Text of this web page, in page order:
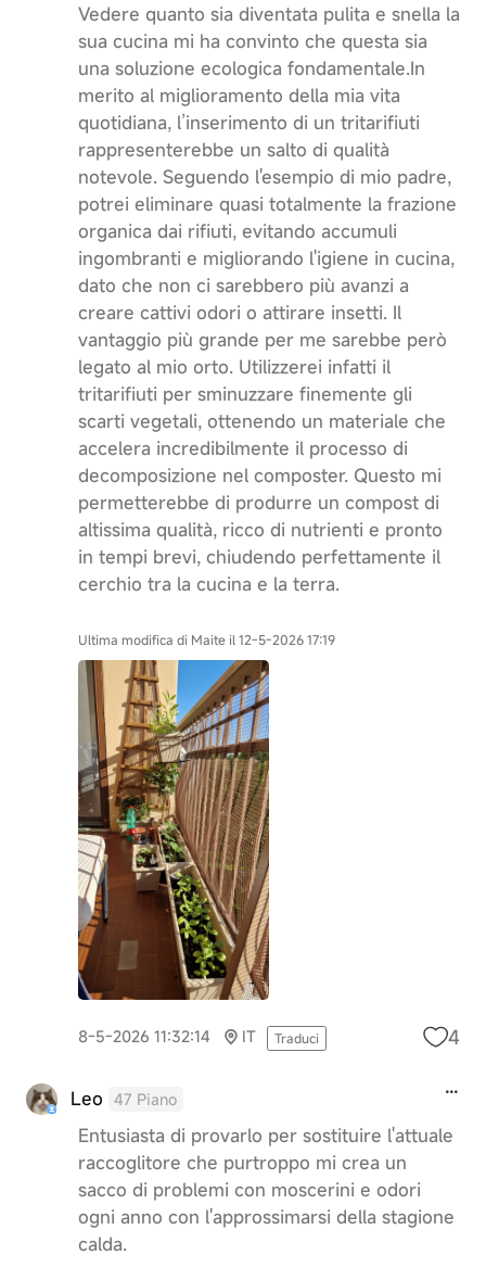
Vedere quanto sia diventata pulita e snella la
sua cucina mi ha convinto che questa sia
una soluzione ecologica fondamentale.​In
merito al miglioramento della mia vita
quotidiana, l’inserimento di un tritarifiuti
rappresenterebbe un salto di qualità
notevole. Seguendo l'esempio di mio padre,
potrei eliminare quasi totalmente la frazione
organica dai rifiuti, evitando accumuli
ingombranti e migliorando l'igiene in cucina,
dato che non ci sarebbero più avanzi a
creare cattivi odori o attirare insetti. Il
vantaggio più grande per me sarebbe però
legato al mio orto. Utilizzerei infatti il
tritarifiuti per sminuzzare finemente gli
scarti vegetali, ottenendo un materiale che
accelera incredibilmente il processo di
decomposizione nel composter. Questo mi
permetterebbe di produrre un compost di
altissima qualità, ricco di nutrienti e pronto
in tempi brevi, chiudendo perfettamente il
cerchio tra la cucina e la terra.
Ultima modifica di Maite il 12-5-2026 17:19
8-5-2026 11:32:14 IT Traduci 4
Leo 47 Piano
Entusiasta di provarlo per sostituire l'attuale
raccoglitore che purtroppo mi crea un
sacco di problemi con moscerini e odori
ogni anno con l'approssimarsi della stagione
calda.